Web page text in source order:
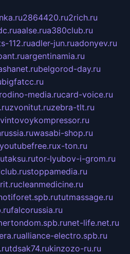
2864420.ru2rich.ru
aalse.rua380club.ru
112.ruadler-jun.ruadonyev.ru
argentinamia.ru
belgorod-day.ru
bigfatcc.ru
media.rucard-voice.ru
zvonitut.ruzebra-tlt.ru
vintovoykompressor.ru
wasabi-shop.ru
youtubefree.rux-ton.ru
taksu.rutor-lyubov-i-grom.ru
stoppamedia.ru
cleanmedicine.ru
tutmassage.ru
falcorussia.ru
net-life.net.ru
alliance-electro.spb.ru
tdsak74.rukinzozo-ru.ru